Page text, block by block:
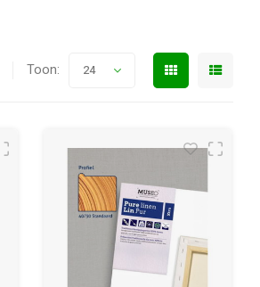
Toon: 24